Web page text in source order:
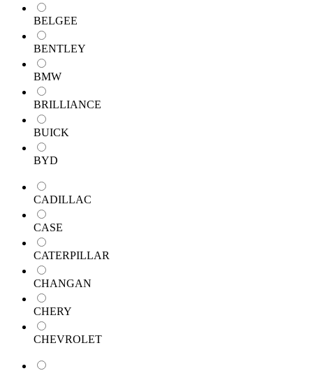
BELGEE
BENTLEY
BMW
BRILLIANCE
BUICK
BYD
CADILLAC
CASE
CATERPILLAR
CHANGAN
CHERY
CHEVROLET